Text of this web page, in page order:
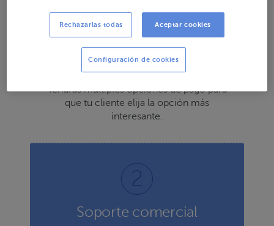
Respuesta ágil y versátil
Tendrás múltiples opciones de pago para
que tu cliente elija la opción más
interesante.
Soporte comercial
Rechazarlas todas Aceptar cookies
Configuración de cookies